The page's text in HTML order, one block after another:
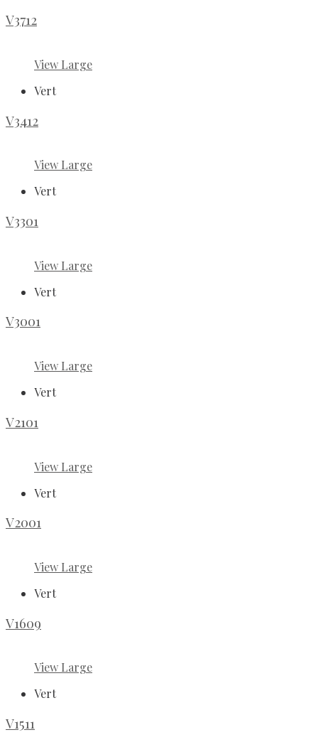
V3712
View Large
Vert
V3412
View Large
Vert
V3301
View Large
Vert
V3001
View Large
Vert
V2101
View Large
Vert
V2001
View Large
Vert
V1609
View Large
Vert
V1511